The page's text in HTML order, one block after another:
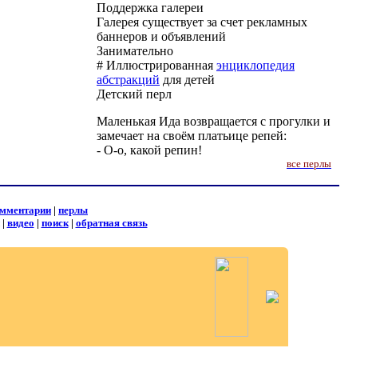
Поддержка галереи
Галерея существует за счет рекламных
баннеров и объявлений
Занимательно
# Иллюстрированная энциклопедия
абстракций для детей
Детский перл
Маленькая Ида возвращается с прогулки и
замечает на своём платьице репей:
- О-о, какой репин!
все перлы
| перлы
| видео | поиск| обратная связь